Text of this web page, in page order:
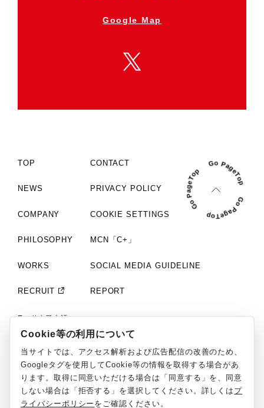
Google Map
TOP
NEWS
COMPANY
PHILOSOPHY
WORKS
RECRUIT
CONTACT
PRIVACY POLICY
COOKIE SETTINGS
MCN「C+」
SOCIAL MEDIA GUIDELINE
REPORT
English日本語
©ClaN Entertainment inc. All Rights Reserved.
Cookie等の利用について
当サイトでは、アクセス解析および広告配信の改善のため、
Googleタグを使用してCookie等の情報を取得する場合があ
ります。取得に同意いただける場合は「同意する」を、同意
しない場合は「拒否する」を選択してください。詳しくは プ
ライバシーポリシー をご確認ください。